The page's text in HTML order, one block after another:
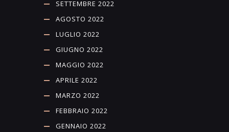
SETTEMBRE 2022
AGOSTO 2022
LUGLIO 2022
GIUGNO 2022
MAGGIO 2022
APRILE 2022
MARZO 2022
FEBBRAIO 2022
GENNAIO 2022